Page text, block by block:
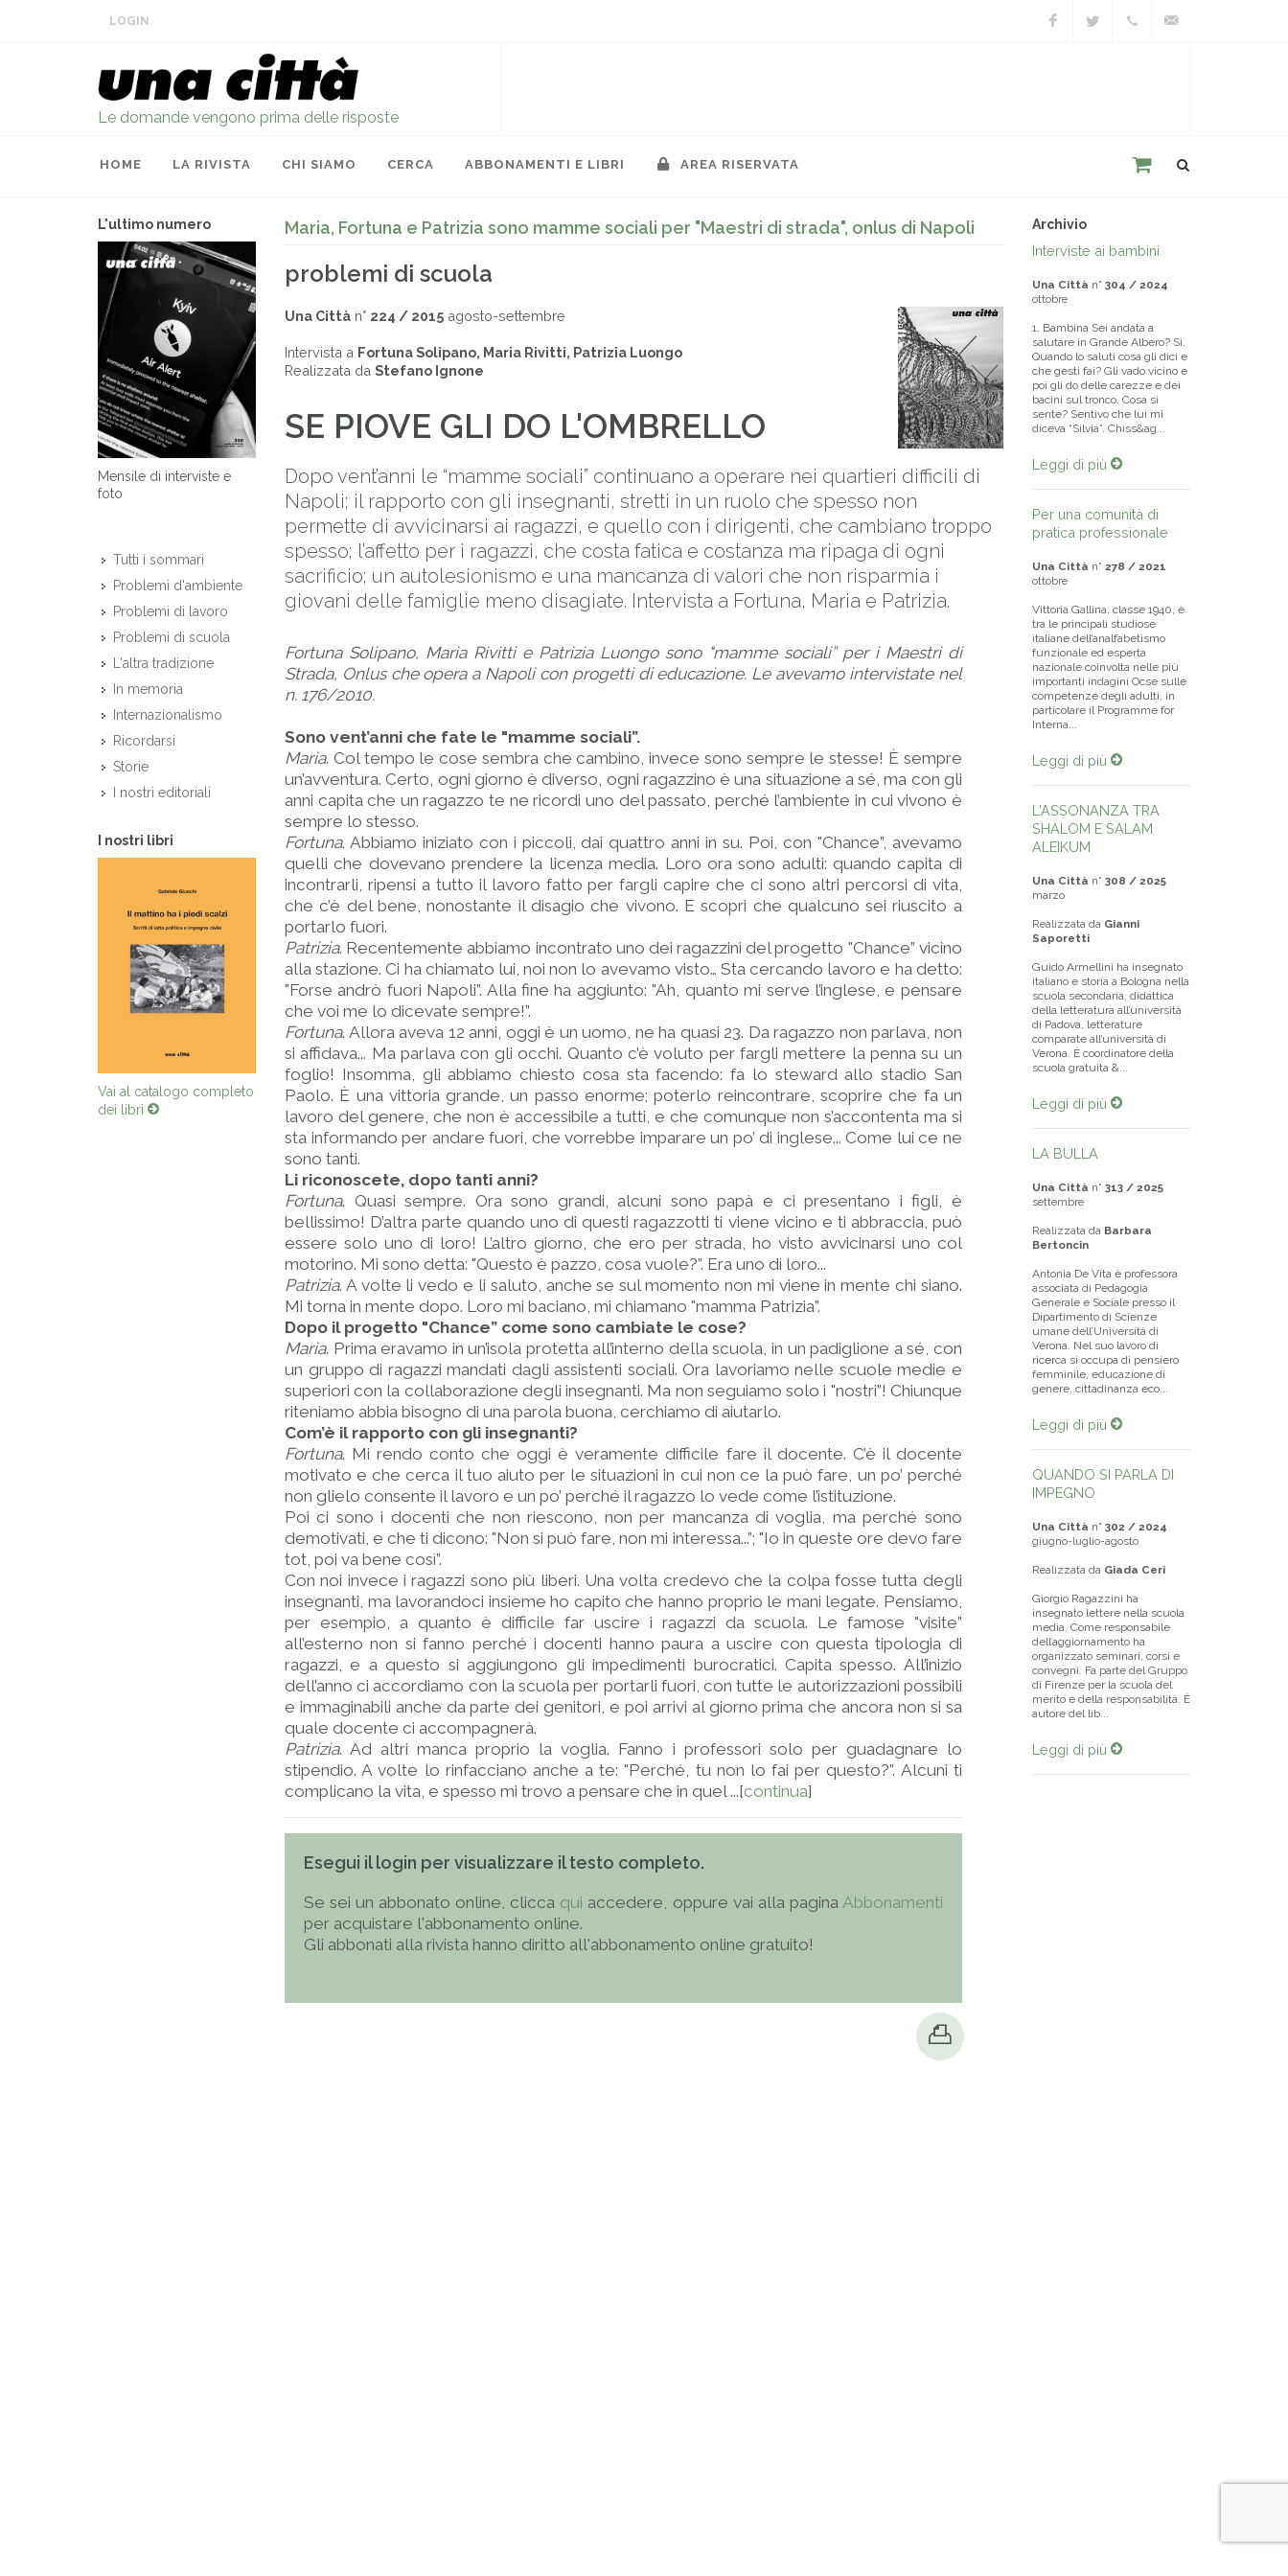
LOGIN
Le domande vengono prima delle risposte
HOME LA RIVISTA CHI SIAMO CERCA ABBONAMENTI E LIBRI AREA RISERVATA
L'ultimo numero
Mensile di interviste e
foto
Tutti i sommari
Problemi d'ambiente
Problemi di lavoro
Problemi di scuola
L'altra tradizione
In memoria
Internazionalismo
Ricordarsi
Storie
I nostri editoriali
I nostri libri
Vai al catalogo completo
dei libri
Maria, Fortuna e Patrizia sono mamme sociali per "Maestri di strada", onlus di Napoli
problemi di scuola
Una Città n° 224 / 2015 agosto-settembre
Intervista a Fortuna Solipano, Maria Rivitti, Patrizia Luongo
Realizzata da Stefano Ignone
SE PIOVE GLI DO L'OMBRELLO
Dopo vent’anni le “mamme sociali” continuano a operare nei quartieri difficili di
Napoli; il rapporto con gli insegnanti, stretti in un ruolo che spesso non
permette di avvicinarsi ai ragazzi, e quello con i dirigenti, che cambiano troppo
spesso; l’affetto per i ragazzi, che costa fatica e costanza ma ripaga di ogni
sacrificio; un autolesionismo e una mancanza di valori che non risparmia i
giovani delle famiglie meno disagiate. Intervista a Fortuna, Maria e Patrizia.
Fortuna Solipano, Maria Rivitti e Patrizia Luongo sono "mamme sociali” per i Maestri di
Strada, Onlus che opera a Napoli con progetti di educazione. Le avevamo intervistate nel
n. 176/2010.
Sono vent’anni che fate le "mamme sociali”.
Maria. Col tempo le cose sembra che cambino, invece sono sempre le stesse! È sempre
un’avventura. Certo, ogni giorno è diverso, ogni ragazzino è una situazione a sé, ma con gli
anni capita che un ragazzo te ne ricordi uno del passato, perché l’ambiente in cui vivono è
sempre lo stesso.
Fortuna. Abbiamo iniziato con i piccoli, dai quattro anni in su. Poi, con "Chance”, avevamo
quelli che dovevano prendere la licenza media. Loro ora sono adulti: quando capita di
incontrarli, ripensi a tutto il lavoro fatto per fargli capire che ci sono altri percorsi di vita,
che c’è del bene, nonostante il disagio che vivono. E scopri che qualcuno sei riuscito a
portarlo fuori.
Patrizia. Recentemente abbiamo incontrato uno dei ragazzini del progetto "Chance” vicino
alla stazione. Ci ha chiamato lui, noi non lo avevamo visto… Sta cercando lavoro e ha detto:
"Forse andrò fuori Napoli”. Alla fine ha aggiunto: "Ah, quanto mi serve l’inglese, e pensare
che voi me lo dicevate sempre!”.
Fortuna. Allora aveva 12 anni, oggi è un uomo, ne ha quasi 23. Da ragazzo non parlava, non
si affidava... Ma parlava con gli occhi. Quanto c’è voluto per fargli mettere la penna su un
foglio! Insomma, gli abbiamo chiesto cosa sta facendo: fa lo steward allo stadio San
Paolo. È una vittoria grande, un passo enorme; poterlo reincontrare, scoprire che fa un
lavoro del genere, che non è accessibile a tutti, e che comunque non s’accontenta ma si
sta informando per andare fuori, che vorrebbe imparare un po’ di inglese... Come lui ce ne
sono tanti.
Li riconoscete, dopo tanti anni?
Fortuna. Quasi sempre. Ora sono grandi, alcuni sono papà e ci presentano i figli, è
bellissimo! D’altra parte quando uno di questi ragazzotti ti viene vicino e ti abbraccia, può
essere solo uno di loro! L’altro giorno, che ero per strada, ho visto avvicinarsi uno col
motorino. Mi sono detta: "Questo è pazzo, cosa vuole?”. Era uno di loro...
Patrizia. A volte li vedo e li saluto, anche se sul momento non mi viene in mente chi siano.
Mi torna in mente dopo. Loro mi baciano, mi chiamano "mamma Patrizia”.
Dopo il progetto "Chance” come sono cambiate le cose?
Maria. Prima eravamo in un’isola protetta all’interno della scuola, in un padiglione a sé, con
un gruppo di ragazzi mandati dagli assistenti sociali. Ora lavoriamo nelle scuole medie e
superiori con la collaborazione degli insegnanti. Ma non seguiamo solo i "nostri”! Chiunque
riteniamo abbia bisogno di una parola buona, cerchiamo di aiutarlo.
Com’è il rapporto con gli insegnanti?
Fortuna. Mi rendo conto che oggi è veramente difficile fare il docente. C’è il docente
motivato e che cerca il tuo aiuto per le situazioni in cui non ce la può fare, un po’ perché
non glielo consente il lavoro e un po’ perché il ragazzo lo vede come l’istituzione.
Poi ci sono i docenti che non riescono, non per mancanza di voglia, ma perché sono
demotivati, e che ti dicono: "Non si può fare, non mi interessa...”; "Io in queste ore devo fare
tot, poi va bene così”.
Con noi invece i ragazzi sono più liberi. Una volta credevo che la colpa fosse tutta degli
insegnanti, ma lavorandoci insieme ho capito che hanno proprio le mani legate. Pensiamo,
per esempio, a quanto è difficile far uscire i ragazzi da scuola. Le famose "visite”
all’esterno non si fanno perché i docenti hanno paura a uscire con questa tipologia di
ragazzi, e a questo si aggiungono gli impedimenti burocratici. Capita spesso. All’inizio
dell’anno ci accordiamo con la scuola per portarli fuori, con tutte le autorizzazioni possibili
e immaginabili anche da parte dei genitori, e poi arrivi al giorno prima che ancora non si sa
quale docente ci accompagnerà.
Patrizia. Ad altri manca proprio la voglia. Fanno i professori solo per guadagnare lo
stipendio. A volte lo rinfacciano anche a te: "Perché, tu non lo fai per questo?”. Alcuni ti
complicano la vita, e spesso mi trovo a pensare che in quel ...[continua]
Esegui il login per visualizzare il testo completo.
Se sei un abbonato online, clicca qui accedere, oppure vai alla pagina Abbonamenti
per acquistare l'abbonamento online.
Gli abbonati alla rivista hanno diritto all'abbonamento online gratuito!
Archivio
Interviste ai bambini
Una Città n° 304 / 2024
ottobre
1. Bambina Sei andata a
salutare in Grande Albero? Sì.
Quando lo saluti cosa gli dici e
che gesti fai? Gli vado vicino e
poi gli do delle carezze e dei
bacini sul tronco. Cosa si
sente? Sentivo che lui mi
diceva “Silvia”. Chiss&ag...
Leggi di più
Per una comunità di
pratica professionale
Una Città n° 278 / 2021
ottobre
Vittoria Gallina, classe 1940, è
tra le principali studiose
italiane dell’analfabetismo
funzionale ed esperta
nazionale coinvolta nelle più
importanti indagini Ocse sulle
competenze degli adulti, in
particolare il Programme for
Interna...
Leggi di più
L'ASSONANZA TRA
SHALOM E SALAM
ALEIKUM
Una Città n° 308 / 2025
marzo
Realizzata da Gianni
Saporetti
Guido Armellini ha insegnato
italiano e storia a Bologna nella
scuola secondaria, didattica
della letteratura all’università
di Padova, letterature
comparate all’università di
Verona. È coordinatore della
scuola gratuita &...
Leggi di più
LA BULLA
Una Città n° 313 / 2025
settembre
Realizzata da Barbara
Bertoncin
Antonia De Vita è professora
associata di Pedagogia
Generale e Sociale presso il
Dipartimento di Scienze
umane dell’Università di
Verona. Nel suo lavoro di
ricerca si occupa di pensiero
femminile, educazione di
genere, cittadinanza eco...
Leggi di più
QUANDO SI PARLA DI
IMPEGNO
Una Città n° 302 / 2024
giugno-luglio-agosto
Realizzata da Giada Ceri
Giorgio Ragazzini ha
insegnato lettere nella scuola
media. Come responsabile
dell’aggiornamento ha
organizzato seminari, corsi e
convegni. Fa parte del Gruppo
di Firenze per la scuola del
merito e della responsabilità. È
autore del lib...
Leggi di più